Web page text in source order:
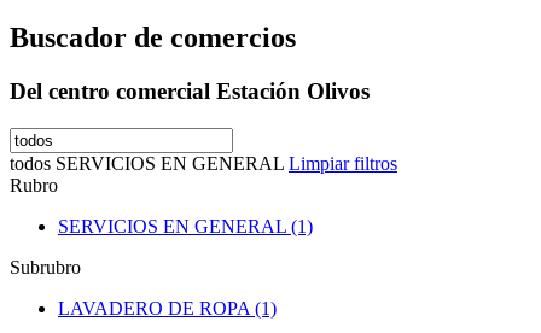
Buscador de comercios
Del centro comercial Estación Olivos
todos SERVICIOS EN GENERAL Limpiar filtros
Rubro
SERVICIOS EN GENERAL (1)
Subrubro
LAVADERO DE ROPA (1)